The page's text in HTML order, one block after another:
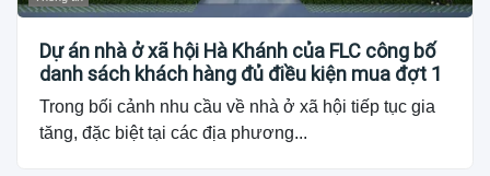
Dự án nhà ở xã hội Hà Khánh của FLC công bố
danh sách khách hàng đủ điều kiện mua đợt 1
Trong bối cảnh nhu cầu về nhà ở xã hội tiếp tục gia
tăng, đặc biệt tại các địa phương...